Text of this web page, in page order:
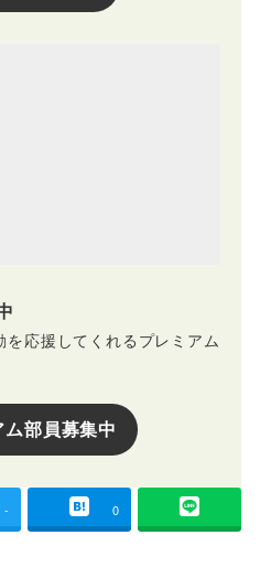
応援してくれるプレミアム
部員募集中
- 0